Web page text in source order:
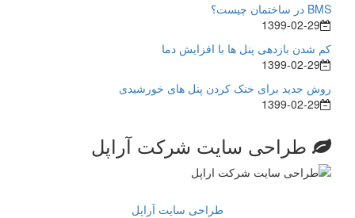
BMS در ساختمان چیست؟
1399-02-29
کم شدن بازدهی پنل ها با افزایش دما
1399-02-29
روش جدید برای خنک کردن پنل های خورشیدی
1399-02-29
طراحی سایت شرکت آراپل
طراحی سایت آراپل